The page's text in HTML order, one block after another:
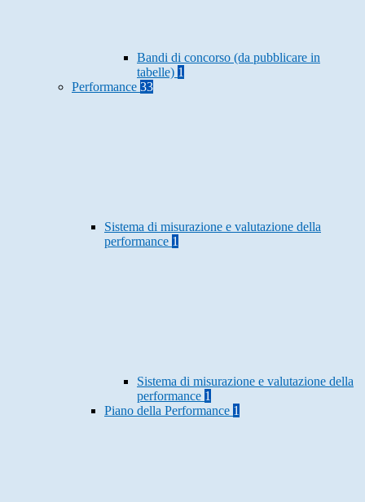
Bandi di concorso (da pubblicare in
tabelle) 1
Performance 33
Sistema di misurazione e valutazione della
performance 1
Sistema di misurazione e valutazione della
performance 1
Piano della Performance 1